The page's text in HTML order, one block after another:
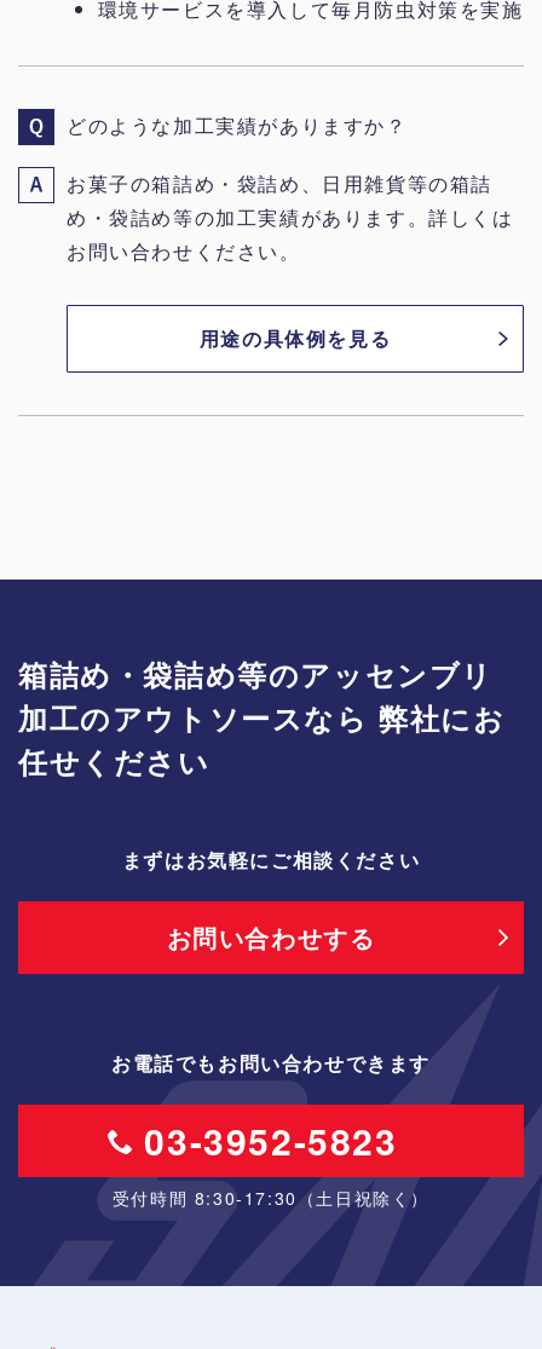
環境サービスを導入して毎月防虫対策を実施
どのような加工実績がありますか？
お菓子の箱詰め・袋詰め、日用雑貨等の箱詰
め・袋詰め等の加工実績があります。詳しくは
お問い合わせください。
用途の具体例を見る
箱詰め・袋詰め等のアッセンブリ
加工のアウトソースなら 弊社にお
任せください
まずはお気軽にご相談ください
お問い合わせする
お電話でもお問い合わせできます
03-3952-5823
受付時間 8:30-17:30（土日祝除く）